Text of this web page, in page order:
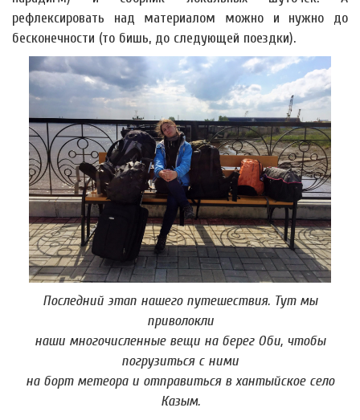
рефлексировать над материалом можно и нужно до
бесконечности (то бишь, до следующей поездки).
Последний этап нашего путешествия. Тут мы
приволокли
наши многочисленные вещи на берег Оби, чтобы
погрузиться с ними
на борт метеора и отправиться в хантыйское село
Казым.